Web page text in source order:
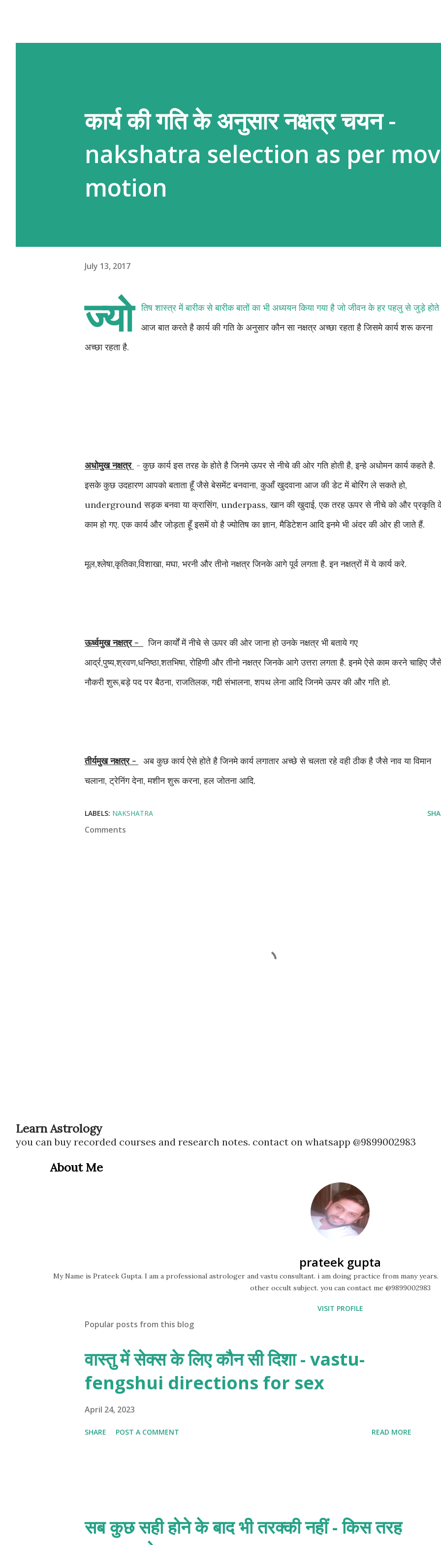
कार्य की गति के अनुसार नक्षत्र चयन -
nakshatra selection as per
motion
July 13, 2017
ज्यो
तिष शास्त्र में बारीक से बारीक बातों का भी अध्ययन किया गया है जो जीवन के हर पहलु से जुड़े
आज बात करते है कार्य की गति के अनुसार कौन सा नक्षत्र अच्छा रहता है जिसमे कार्य शरू करना
अच्छा रहता है.
अधोमुख नक्षत्र - कुछ कार्य इस तरह के होते है जिनमे ऊपर से नीचे की ओर गति होती है, इन्हे अधोमन कार्य कहते है.
इसके कुछ उदहारण आपको बताता हूँ जैसे बेसमेंट बनवाना, कुआँ खुदवाना आज की डेट में बोरिंग ले सकते हो,
underground सड़क बनवा या क्रासिंग, underpass, खान की खुदाई, एक तरह ऊपर से नीचे को और प्रकृति
काम हो गए. एक कार्य और जोड़ता हूँ इसमें वो है ज्योतिष का ज्ञान, मैडिटेशन आदि इनमे भी अंदर की ओर ही जाते हैं.
मूल,श्लेषा,कृतिका,विशाखा, मघा, भरनी और तीनो नक्षत्र जिनके आगे पूर्व लगता है. इन नक्षत्रों में ये कार्य करे.
ऊर्ध्वमुख नक्षत्र -
जिन कार्यों में नीचे से ऊपर की ओर जाना हो उनके नक्षत्र भी बताये गए
आर्द्र,पुष्य,श्रवण,धनिष्ठा,शतभिषा, रोहिणी और तीनो नक्षत्र जिनके आगे उत्तरा लगता है. इनमे ऐसे काम करने चाहिए
नौकरी शुरू,बड़े पद पर बैठना, राजतिलक, गद्दी संभालना, शपथ लेना आदि जिनमे ऊपर की और गति हो.
तीर्यमुख नक्षत्र -
अब कुछ कार्य ऐसे होते है जिनमे कार्य लगातार अच्छे से चलता रहे वही ठीक है जैसे नाव या विमान
चलाना, ट्रेनिंग देना, मशीन शुरू करना, हल जोतना आदि.
LABELS: NAKSHATRA
Comments
Learn Astrology
you can buy recorded courses and research notes. contact on whatsapp @9899002983
About Me
prateek gupta
My Name is Prateek Gupta. I am a professional astrologer and vastu consultant. i am doing practice from many
other occult subject. you can contact me @9899002983
VISIT PROFILE
Popular posts from this blog
वास्तु में सेक्स के लिए कौन सी दिशा - vastu-
fengshui directions for sex
April 24, 2023
SHARE POST A COMMENT READ MORE
सब कुछ सही होने के बाद भी तरक्की नहीं - किस तरह